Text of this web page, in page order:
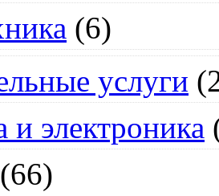
(6)
услуги
и электроника
(66)